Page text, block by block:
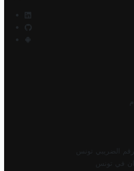
الضريبي تونس
في تونس